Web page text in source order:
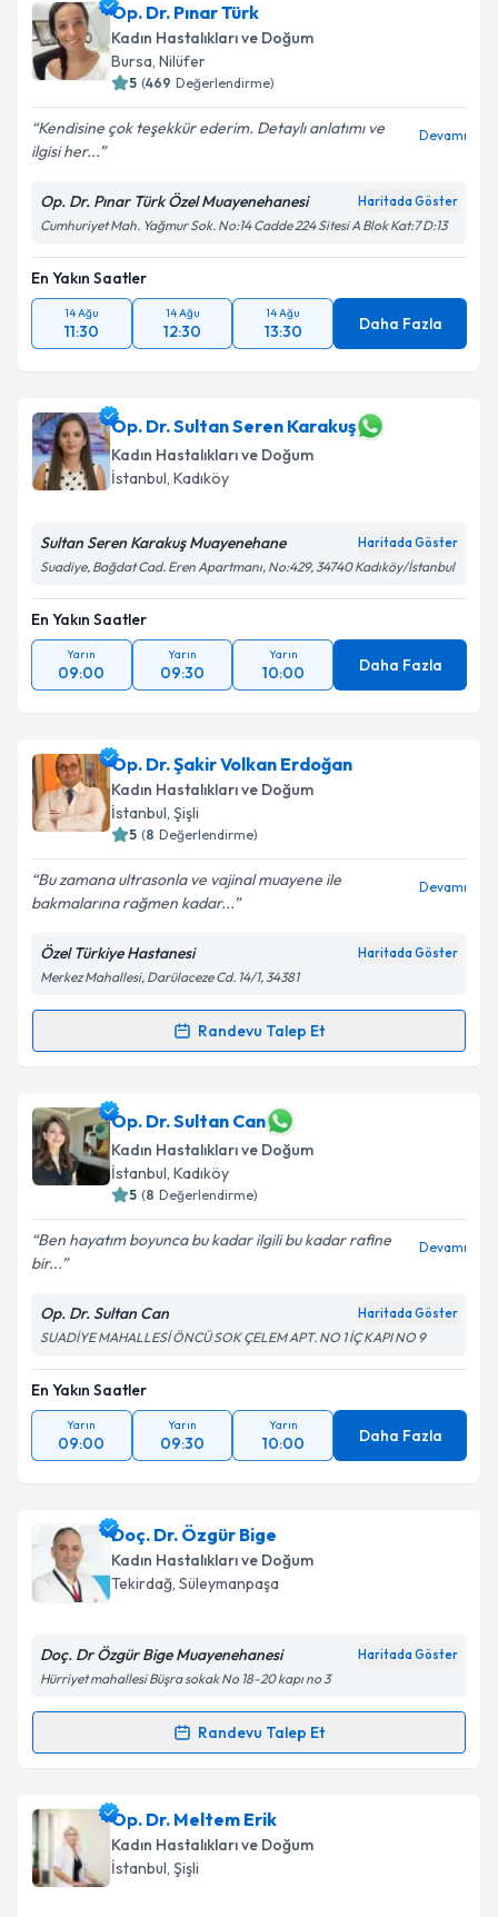
Op. Dr. Pınar Türk
Kadın Hastalıkları ve Doğum
Bursa, Nilüfer
5 (469 Değerlendirme)
Kendisine çok teşekkür ederim. Detaylı anlatımı ve
ilgisi her...
Devamı
Op. Dr. Pınar Türk Özel Muayenehanesi Haritada Göster
Cumhuriyet Mah. Yağmur Sok. No:14 Cadde 224 Sitesi A Blok Kat:7 D:13
En Yakın Saatler
14 Ağu
11:30
14 Ağu
12:30
14 Ağu
13:30 Daha Fazla
Op. Dr. Sultan Seren Karakuş
Kadın Hastalıkları ve Doğum
İstanbul, Kadıköy
Sultan Seren Karakuş Muayenehane Haritada Göster
Suadiye, Bağdat Cad. Eren Apartmanı, No:429, 34740 Kadıköy/İstanbul
En Yakın Saatler
Yarın
09:00
Yarın
09:30
Yarın
10:00 Daha Fazla
Op. Dr. Şakir Volkan Erdoğan
Kadın Hastalıkları ve Doğum
İstanbul, Şişli
5 (8 Değerlendirme)
Bu zamana ultrasonla ve vajinal muayene ile
bakmalarına rağmen kadar...
Devamı
Özel Türkiye Hastanesi Haritada Göster
Merkez Mahallesi, Darülaceze Cd. 14/1, 34381
Randevu Talep Et
Randevu Takvimi Talebi
Op. Dr. Şakir Volkan Erdoğan
talebi oluşturun. Size bu uzmandan randevu almanız
için bir takvim hazırlandığında e-posta ile
bilgilendireceğiz.
E-posta Adresiniz
Kişisel verilerimin işlenmesine ilişkinAydınlatma
kapsamda işlenmesini kabul ediyorum.
Takvim Talebini Gönder
Op. Dr. Sultan Can
Kadın Hastalıkları ve Doğum
İstanbul, Kadıköy
5 (8 Değerlendirme)
Ben hayatım boyunca bu kadar ilgili bu kadar rafine
bir...
Devamı
Op. Dr. Sultan Can Haritada Göster
SUADİYE MAHALLESİ ÖNCÜ SOK ÇELEM APT. NO 1 İÇ KAPI NO 9
En Yakın Saatler
Yarın
09:00
Yarın
09:30
Yarın
10:00 Daha Fazla
Doç. Dr. Özgür Bige
Kadın Hastalıkları ve Doğum
Tekirdağ, Süleymanpaşa
Doç. Dr Özgür Bige Muayenehanesi Haritada Göster
Hürriyet mahallesi Büşra sokak No 18-20 kapı no 3
Randevu Talep Et
Randevu Takvimi Talebi
Doç. Dr. Özgür Bigeiçin randevu takvimi talebi
oluşturun. Size bu uzmandan randevu almanız için bir
takvim hazırlandığında e-posta ile bilgilendireceğiz.
Op. Dr. Meltem Erik
Kadın Hastalıkları ve Doğum
İstanbul, Şişli